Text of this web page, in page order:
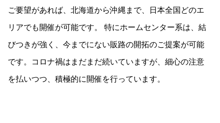
ご要望があれば、北海道から沖縄まで、日本全国どのエ
リアでも開催が可能です。
特にホームセンター系は、結
びつきが強く、今までにない販路の開拓のご提案が可能
です。 コロナ禍はまだまだ続いていますが、細心の注意
を払いつつ、積極的に開催を行っています。